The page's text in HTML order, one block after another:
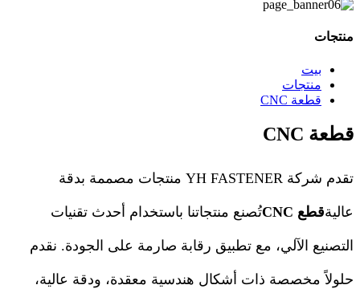
منتجات
بيت
منتجات
قطعة CNC
قطعة CNC
تقدم شركة YH FASTENER منتجات مصممة بدقة
عاليةقطع CNC تُصنع منتجاتنا باستخدام أحدث تقنيات
التصنيع الآلي، مع تطبيق رقابة صارمة على الجودة. نقدم
حلولاً مخصصة ذات أشكال هندسية معقدة، ودقة عالية،